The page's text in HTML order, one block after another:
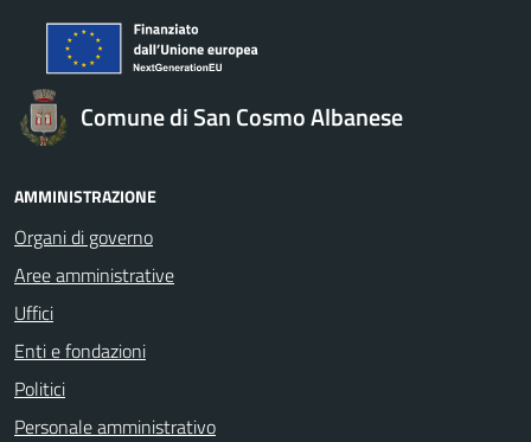
Comune di San Cosmo Albanese
AMMINISTRAZIONE
Organi di governo
Aree amministrative
Uffici
Enti e fondazioni
Politici
Personale amministrativo